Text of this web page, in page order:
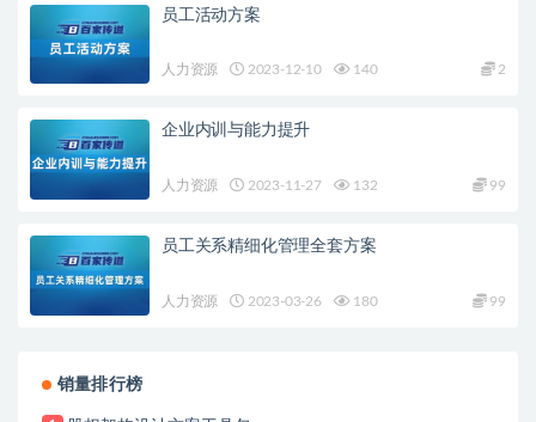
员工活动方案
人力资源 2023-12-10 140 2
企业内训与能力提升
人力资源 2023-11-27 132 99
员工关系精细化管理全套方案
人力资源 2023-03-26 180 99
销量排行榜